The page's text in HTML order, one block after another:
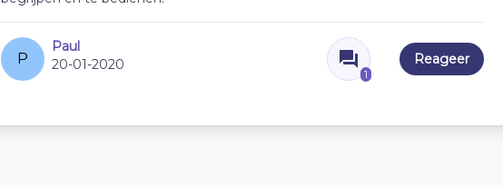
P
Paul
20-01-2020
1
Reageer